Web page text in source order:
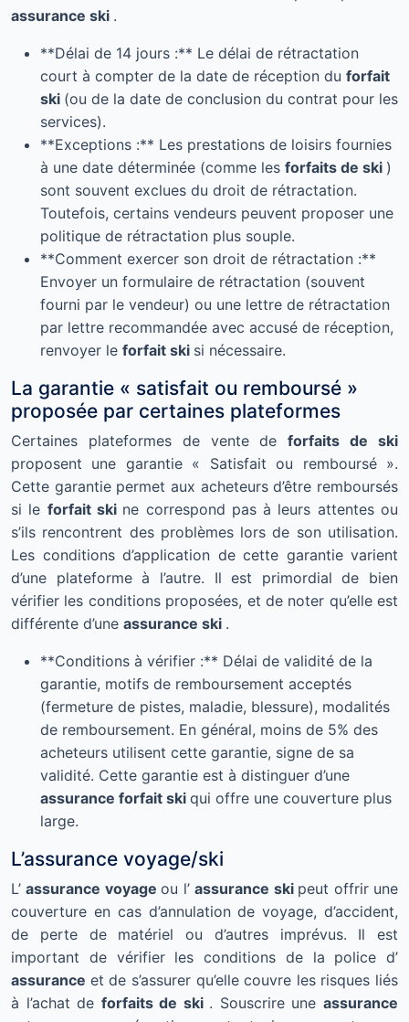
assurance ski .
**Délai de 14 jours :** Le délai de rétractation
court à compter de la date de réception du forfait
ski (ou de la date de conclusion du contrat pour les
services).
**Exceptions :** Les prestations de loisirs fournies
à une date déterminée (comme les forfaits de ski )
sont souvent exclues du droit de rétractation.
Toutefois, certains vendeurs peuvent proposer une
politique de rétractation plus souple.
**Comment exercer son droit de rétractation :**
Envoyer un formulaire de rétractation (souvent
fourni par le vendeur) ou une lettre de rétractation
par lettre recommandée avec accusé de réception,
renvoyer le forfait ski si nécessaire.
La garantie « satisfait ou remboursé »
proposée par certaines plateformes
Certaines plateformes de vente deforfaits de ski
proposent une garantie « Satisfait ou remboursé ».
Cette garantie permet aux acheteurs d’être remboursés
si le forfait ski ne correspond pas à leurs attentes ou
s’ils rencontrent des problèmes lors de son utilisation.
Les conditions d’application de cette garantie varient
d’une plateforme à l’autre. Il est primordial de bien
vérifier les conditions proposées, et de noter qu’elle est
différente d’une assurance ski .
**Conditions à vérifier :** Délai de validité de la
garantie, motifs de remboursement acceptés
(fermeture de pistes, maladie, blessure), modalités
de remboursement. En général, moins de 5% des
acheteurs utilisent cette garantie, signe de sa
validité. Cette garantie est à distinguer d’une
assurance forfait ski qui offre une couverture plus
large.
L’assurance voyage/ski
L’assurance voyageou l’assurance ski peut offrir une
couverture en cas d’annulation de voyage, d’accident,
de perte de matériel ou d’autres imprévus. Il est
important de vérifier les conditions de la police d’
assurance et de s’assurer qu’elle couvre les risques liés
à l’achat de forfaits de ski . Souscrire uneassurance